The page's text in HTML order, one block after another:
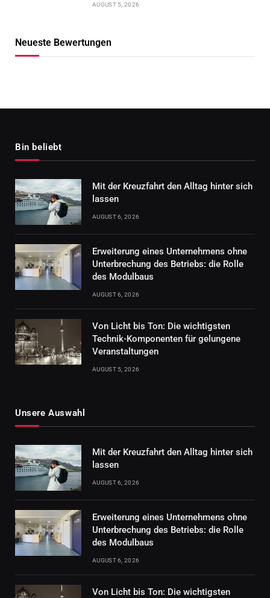
AUGUST 5, 2026
Neueste Bewertungen
Bin beliebt
Mit der Kreuzfahrt den Alltag hinter sich
lassen
AUGUST 6, 2026
Erweiterung eines Unternehmens ohne
Unterbrechung des Betriebs: die Rolle
des Modulbaus
AUGUST 6, 2026
Von Licht bis Ton: Die wichtigsten
Technik-Komponenten für gelungene
Veranstaltungen
AUGUST 5, 2026
Unsere Auswahl
Mit der Kreuzfahrt den Alltag hinter sich
lassen
AUGUST 6, 2026
Erweiterung eines Unternehmens ohne
Unterbrechung des Betriebs: die Rolle
des Modulbaus
AUGUST 6, 2026
Von Licht bis Ton: Die wichtigsten